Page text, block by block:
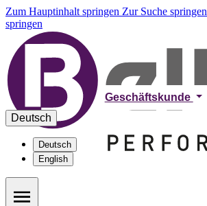
Zum Hauptinhalt springen Zur Suche springen
springen
Geschäftskunde
Deutsch
Deutsch
English